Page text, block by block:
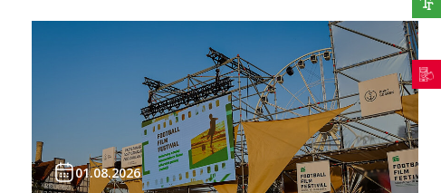
01.08.2026